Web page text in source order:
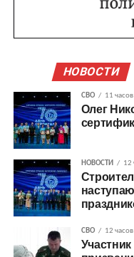
НОВОСТИ
СВО 11
Олег
НОВОСТИ 12
СВО 12